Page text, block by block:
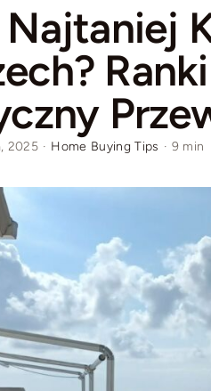
Najtaniej
2025 · Home Buying Tips · 9 min